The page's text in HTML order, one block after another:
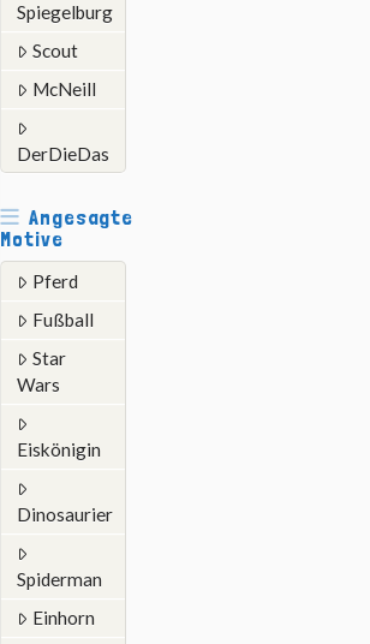
Spiegelburg
Scout
McNeill
DerDieDas
Angesagte
Motive
Pferd
Fußball
Star
Wars
Eiskönigin
Dinosaurier
Spiderman
Einhorn